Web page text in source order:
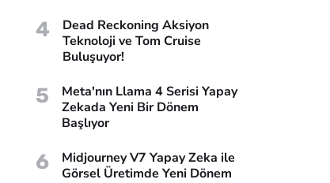
4
Dead Reckoning Aksiyon
Teknoloji ve Tom Cruise
Buluşuyor!
5
Meta'nın Llama 4 Serisi Yapay
Zekada Yeni Bir Dönem
Başlıyor
6
Midjourney V7 Yapay Zeka ile
Görsel Üretimde Yeni Dönem